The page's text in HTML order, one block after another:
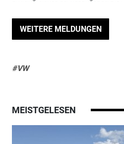
WEITERE MELDUNGEN
#VW
MEISTGELESEN